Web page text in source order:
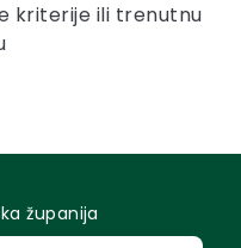
kriterije ili trenutnu
županija